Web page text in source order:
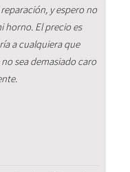
y espero no
horno. El precio es
a cualquiera que
sea demasiado caro